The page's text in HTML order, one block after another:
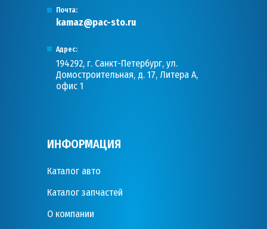
Почта:
kamaz@pac-sto.ru
Адрес:
194292, г. Санкт-Петербург, ул.
Домостроительная, д. 17, Литера А,
офис 1
ИНФОРМАЦИЯ
Каталог авто
Каталог запчастей
О компании